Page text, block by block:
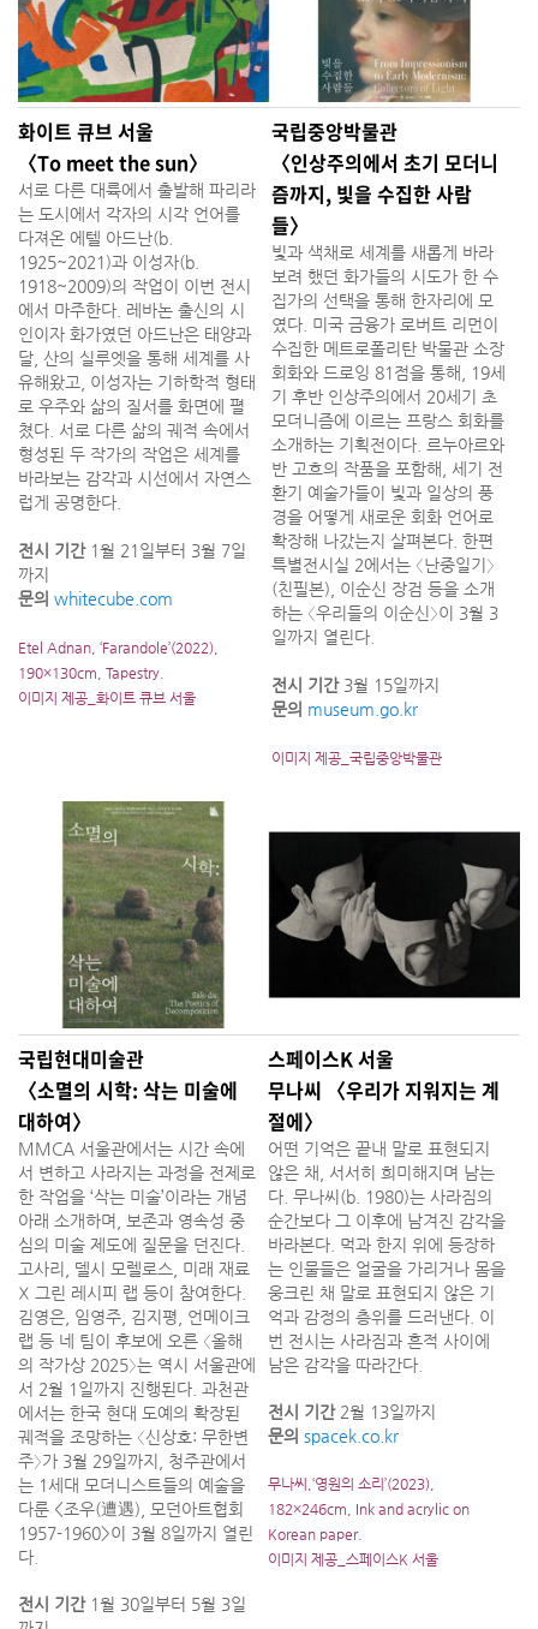
화이트 큐브 서울
〈To meet the sun〉
서로 다른 대륙에서 출발해 파리라
는 도시에서 각자의 시각 언어를
다져온 에텔 아드난(b.
1925~2021)과 이성자(b.
1918~2009)의 작업이 이번 전시
에서 마주한다. 레바논 출신의 시
인이자 화가였던 아드난은 태양과
달, 산의 실루엣을 통해 세계를 사
유해왔고, 이성자는 기하학적 형태
로 우주와 삶의 질서를 화면에 펼
쳤다. 서로 다른 삶의 궤적 속에서
형성된 두 작가의 작업은 세계를
바라보는 감각과 시선에서 자연스
럽게 공명한다.
전시 기간 1월 21일부터 3월 7일
까지
문의 whitecube.com
Etel Adnan, ‘Farandole’(2022),
190×130cm, Tapestry.
이미지 제공_화이트 큐브 서울
국립중앙박물관
〈인상주의에서 초기 모더니
즘까지, 빛을 수집한 사람
들〉
빛과 색채로 세계를 새롭게 바라
보려 했던 화가들의 시도가 한 수
집가의 선택을 통해 한자리에 모
였다. 미국 금융가 로버트 리먼이
수집한 메트로폴리탄 박물관 소장
회화와 드로잉 81점을 통해, 19세
기 후반 인상주의에서 20세기 초
모더니즘에 이르는 프랑스 회화를
소개하는 기획전이다. 르누아르와
반 고흐의 작품을 포함해, 세기 전
환기 예술가들이 빛과 일상의 풍
경을 어떻게 새로운 회화 언어로
확장해 나갔는지 살펴본다. 한편
특별전시실 2에서는 〈난중일기〉
(친필본), 이순신 장검 등을 소개
하는 〈우리들의 이순신〉이 3월 3
일까지 열린다.
전시 기간 3월 15일까지
문의 museum.go.kr
이미지 제공_국립중앙박물관
국립현대미술관
〈소멸의 시학: 삭는 미술에
대하여〉
MMCA 서울관에서는 시간 속에
서 변하고 사라지는 과정을 전제로
한 작업을 ‘삭는 미술’이라는 개념
아래 소개하며, 보존과 영속성 중
심의 미술 제도에 질문을 던진다.
고사리, 델시 모렐로스, 미래 재료
Х 그린 레시피 랩 등이 참여한다.
김영은, 임영주, 김지평, 언메이크
랩 등 네 팀이 후보에 오른 〈올해
의 작가상 2025〉는 역시 서울관에
서 2월 1일까지 진행된다. 과천관
에서는 한국 현대 도예의 확장된
궤적을 조망하는 〈신상호: 무한변
주〉가 3월 29일까지, 청주관에서
는 1세대 모더니스트들의 예술을
다룬 <조우(遭遇), 모던아트협회
1957-1960>이 3월 8일까지 열린
다.
전시 기간 1월 30일부터 5월 3일
스페이스K 서울
무나씨 〈우리가 지워지는 계
절에〉
어떤 기억은 끝내 말로 표현되지
않은 채, 서서히 희미해지며 남는
다. 무나씨(b. 1980)는 사라짐의
순간보다 그 이후에 남겨진 감각을
바라본다. 먹과 한지 위에 등장하
는 인물들은 얼굴을 가리거나 몸을
웅크린 채 말로 표현되지 않은 기
억과 감정의 층위를 드러낸다. 이
번 전시는 사라짐과 흔적 사이에
남은 감각을 따라간다.
전시 기간 2월 13일까지
문의 spacek.co.kr
무나씨,‘영원의 소리’(2023),
182×246cm, Ink and acrylic on
Korean paper.
이미지 제공_스페이스K 서울